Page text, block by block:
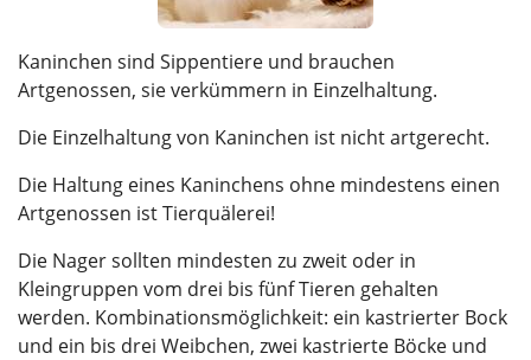
Kaninchen sind Sippentiere und brauchen
Artgenossen, sie verkümmern in Einzelhaltung.
Die Einzelhaltung von Kaninchen ist nicht artgerecht.
Die Haltung eines Kaninchens ohne mindestens einen
Artgenossen ist Tierquälerei!
Die Nager sollten mindesten zu zweit oder in
Kleingruppen vom drei bis fünf Tieren gehalten
werden. Kombinationsmöglichkeit: ein kastrierter Bock
und ein bis drei Weibchen, zwei kastrierte Böcke und